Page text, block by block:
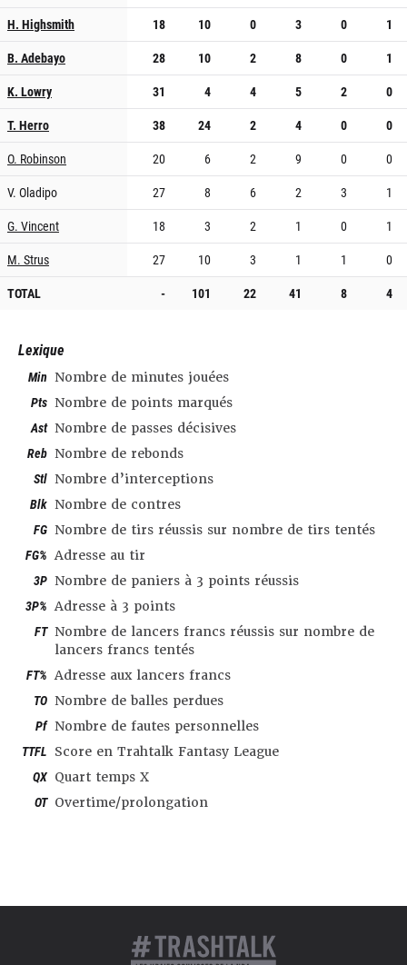
H. Highsmith
18 10 0 3 0
1
B. Adebayo
28 10 2 8 0
1
K. Lowry
31 4 4 5 2
0
T. Herro
38 24 2 4 0
0
O. Robinson
20 6 2 9 0
0
V. Oladipo
27 8 6 2 3
1
G. Vincent
18 3 2 1 0
1
M. Strus
27 10 3 1 1
0
TOTAL
- 101 22 41 8 4
Lexique
Min Nombre de minutes jouées
Pts Nombre de points marqués
Ast Nombre de passes décisives
Reb Nombre de rebonds
Stl Nombre d’interceptions
Blk Nombre de contres
FG Nombre de tirs réussis sur nombre de tirs tentés
FG% Adresse au tir
3P Nombre de paniers à 3 points réussis
3P% Adresse à 3 points
FT Nombre de lancers francs réussis sur nombre de
lancers francs tentés
FT% Adresse aux lancers francs
TO Nombre de balles perdues
Pf Nombre de fautes personnelles
TTFL Score en Trahtalk Fantasy League
QX Quart temps X
OT Overtime/prolongation